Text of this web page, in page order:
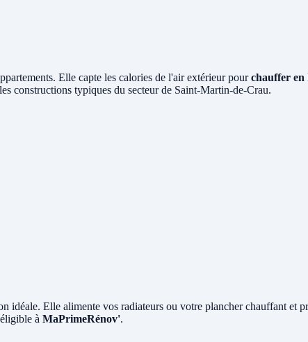
Elle capte les calories de l'air extérieur pourchauffer en
constructions typiques du secteur de Saint-Martin-de-Crau.
idéale. Elle alimente vos radiateurs ou votre plancher chauffant et
à MaPrimeRénov'.